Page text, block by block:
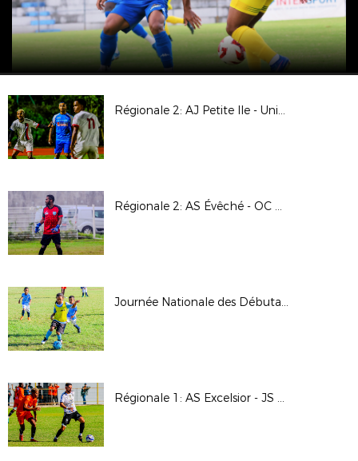
Régionale 2: AJ Petite Ile - Union Sporting Bénédictine
Régionale 2: AS Évêché - OC Des Avirons
Journée Nationale des Débutants 2025
Régionale 1: AS Excelsior - JS Saint Pierroise